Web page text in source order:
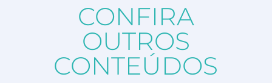
CONFIRA
OUTROS
CONTEÚDOS